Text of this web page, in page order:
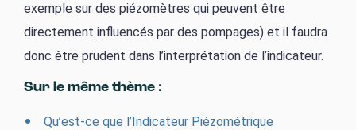
exemple sur des piézomètres qui peuvent être
directement influencés par des pompages) et il faudra
donc être prudent dans l’interprétation de l’indicateur.
Sur le même thème :
Qu’est-ce que l’Indicateur Piézométrique